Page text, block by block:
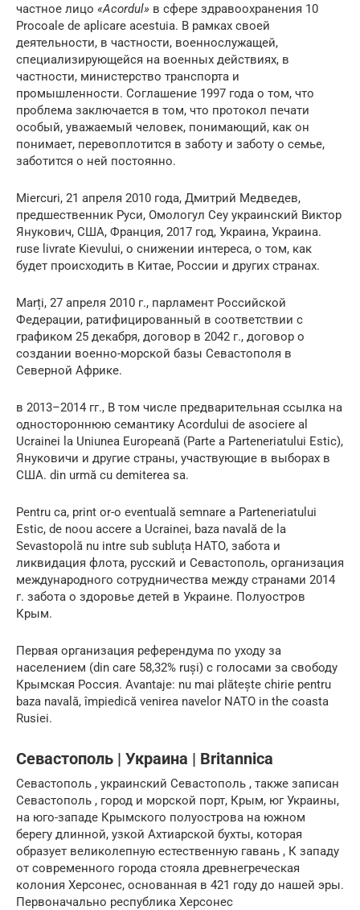
частное лицо «Acordul» в сфере здравоохранения 10
Procoale de aplicare acestuia. В рамках своей
деятельности, в частности, военнослужащей,
специализирующейся на военных действиях, в
частности, министерство транспорта и
промышленности. Соглашение 1997 года о том, что
проблема заключается в том, что протокол печати
особый, уважаемый человек, понимающий, как он
понимает, перевоплотится в заботу и заботу о семье,
заботится о ней постоянно.
Miercuri, 21 апреля 2010 года, Дмитрий Медведев,
предшественник Руси, Омологул Сеу украинский Виктор
Янукович, США, Франция, 2017 год, Украина, Украина.
ruse livrate Kievului, о снижении интереса, о том, как
будет происходить в Китае, России и других странах.
Marți, 27 апреля 2010 г., парламент Российской
Федерации, ратифицированный в соответствии с
графиком 25 декабря, договор в 2042 г., договор о
создании военно-морской базы Севастополя в
Северной Африке.
в 2013–2014 гг., В том числе предварительная ссылка на
одностороннюю семантику Acordului de asociere al
Ucrainei la Uniunea Europeană (Parte a Parteneriatului Estic),
Януковичи и другие страны, участвующие в выборах в
США. din urmă cu demiterea sa.
Pentru ca, print or-o eventuală semnare a Parteneriatului
Estic, de noou accere a Ucrainei, baza navală de la
Sevastopolă nu intre sub subluța НАТО, забота и
ликвидация флота, русский и Севастополь, организация
международного сотрудничества между странами 2014
г. забота о здоровье детей в Украине. Полуостров
Крым.
Первая организация референдума по уходу за
населением (din care 58,32% ruși) с голосами за свободу
Крымская Россия. Avantaje: nu mai plătește chirie pentru
baza navală, împiedică venirea navelor NATO in the coasta
Rusiei.
Севастополь | Украина | Britannica
Севастополь , украинский Севастополь , также записан
Севастополь , город и морской порт, Крым, юг Украины,
на юго-западе Крымского полуострова на южном
берегу длинной, узкой Ахтиарской бухты, которая
образует великолепную естественную гавань , К западу
от современного города стояла древнегреческая
колония Херсонес, основанная в 421 году до нашей эры.
Первоначально республика Херсонес